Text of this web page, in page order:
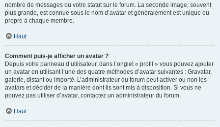
nombre de messages ou votre statut sur le forum. La seconde image, souvent
plus grande, est connue sous le nom d’avatar et généralement est unique ou
propre à chaque membre.
Haut
Comment puis-je afficher un avatar ?
Depuis votre panneau d’utilisateur, dans l’onglet « profil » vous pouvez ajouter
un avatar en utilisant l’une des quatre méthodes d’avatar suivantes : Gravatar,
galerie, distant ou importé. L’administrateur du forum peut activer ou non les
avatars et décider de la manière dont ils sont mis à disposition. Si vous ne
pouvez pas utiliser d’avatar, contactez un administrateur du forum.
Haut